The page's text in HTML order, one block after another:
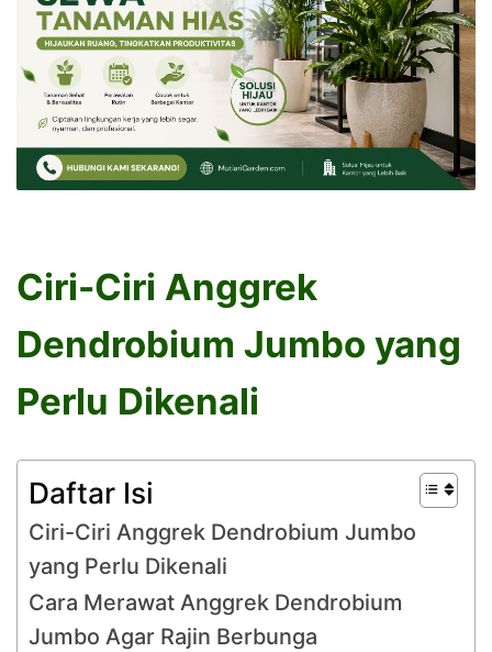
Ciri-Ciri Anggrek
Dendrobium Jumbo yang
Perlu Dikenali
Daftar Isi
Ciri-Ciri Anggrek Dendrobium Jumbo
yang Perlu Dikenali
Cara Merawat Anggrek Dendrobium
Jumbo Agar Rajin Berbunga